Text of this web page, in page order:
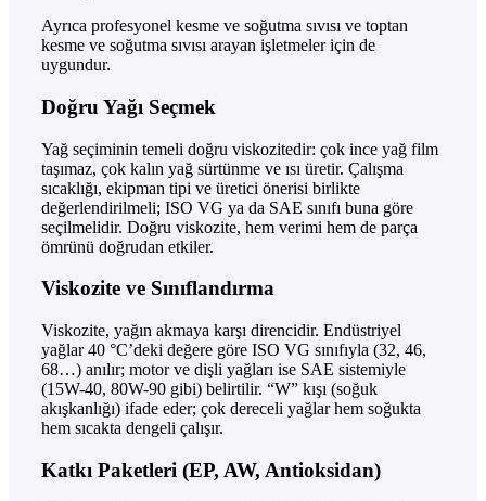
Ayrıca profesyonel kesme ve soğutma sıvısı ve toptan
kesme ve soğutma sıvısı arayan işletmeler için de
uygundur.
Doğru Yağı Seçmek
Yağ seçiminin temeli doğru viskozitedir: çok ince yağ film
taşımaz, çok kalın yağ sürtünme ve ısı üretir. Çalışma
sıcaklığı, ekipman tipi ve üretici önerisi birlikte
değerlendirilmeli; ISO VG ya da SAE sınıfı buna göre
seçilmelidir. Doğru viskozite, hem verimi hem de parça
ömrünü doğrudan etkiler.
Viskozite ve Sınıflandırma
Viskozite, yağın akmaya karşı direncidir. Endüstriyel
yağlar 40 °C’deki değere göre ISO VG sınıfıyla (32, 46,
68…) anılır; motor ve dişli yağları ise SAE sistemiyle
(15W-40, 80W-90 gibi) belirtilir. “W” kışı (soğuk
akışkanlığı) ifade eder; çok dereceli yağlar hem soğukta
hem sıcakta dengeli çalışır.
Katkı Paketleri (EP, AW, Antioksidan)